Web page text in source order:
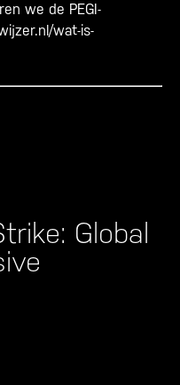
we de PEGI-
wat-is-
Global